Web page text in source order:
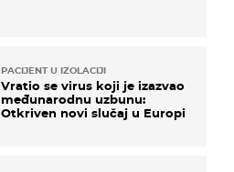
PACIJENT U IZOLACIJI
Vratio se virus koji je izazvao
međunarodnu uzbunu:
Otkriven novi slučaj u Europi